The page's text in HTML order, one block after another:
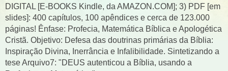
DIGITAL [E-BOOKS Kindle, da AMAZON.COM]; 3) PDF [em
slides]: 400 capítulos, 100 apêndices e cerca de 123.000
páginas! Ênfase: Profecia, Matemática Bíblica e Apologética
Cristã. Objetivo: Defesa das doutrinas primárias da Bíblia:
Inspiração Divina, Inerrância e Infalibilidade. Sintetizando a
tese Arquivo7: "DEUS autenticou a Bíblia, usando a